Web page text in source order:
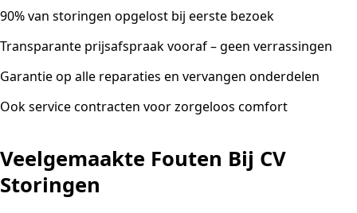
90% van storingen opgelost bij eerste bezoek
Transparante prijsafspraak vooraf – geen verrassingen
Garantie op alle reparaties en vervangen onderdelen
Ook service contracten voor zorgeloos comfort
Veelgemaakte Fouten Bij CV
Storingen